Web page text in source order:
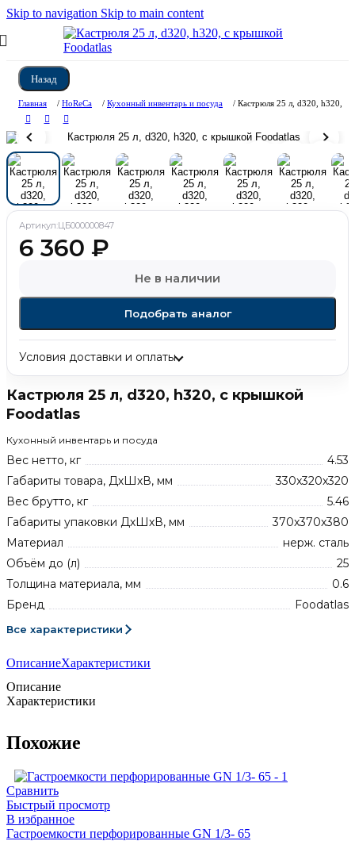
Skip to navigation Skip to main content
Назад
Главная / HoReCa / Кухонный инвентарь и посуда / Кастрюля 25 л, d320, h320, c
Кастрюля 25 л, d320, h320, c крышкой
Foodatlas
Кухонный инвентарь и посуда
Вес нетто, кг
4.53
Габариты товара, ДхШхВ, мм
330x320x320
Вес брутто, кг
5.46
Габариты упаковки ДхШхВ, мм
370x370x380
Материал
нерж. сталь
Объём до (л)
25
Толщина материала, мм
0.6
Бренд
Foodatlas
Все характеристики
Артикул:ЦБ000000847
6 360 ₽
Не в наличии
Подобрать аналог
Условия доставки и оплаты
ОписаниеХарактеристики
Описание
Характеристики
Похожие
Сравнить
Быстрый просмотр
В избранное
Гастроемкости перфорированные GN 1/3- 65